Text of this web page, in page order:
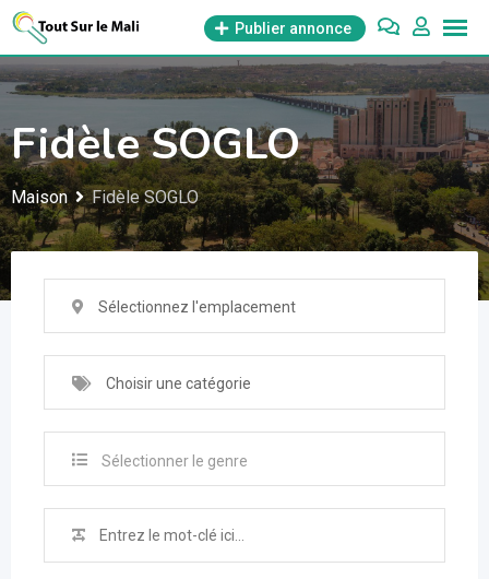
Aller
contenu
Publier annonce
Fidèle SOGLO
Maison Fidèle SOGLO
Sélectionnez l'emplacement
Choisir une catégorie
Sélectionner le genre